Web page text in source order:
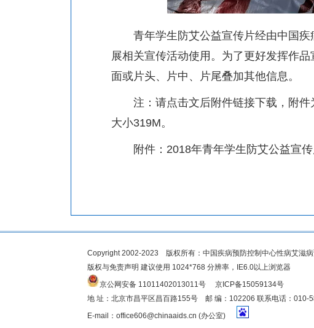
青年学生防艾公益宣传片经由中国疾
展相关宣传活动使用。为了更好发挥作
面或片头、片中、片尾叠加其他信息。
注：请点击文后附件链接下载，附件为
大小319M。
附件： 2018年青年学生防艾公益宣
Copyright 2002-2023 版权所有：中国疾病预防控制中心性病艾滋
版权与免责声明 建议使用 1024*768 分辨率，IE6.0以上浏览器
京公网安备 11011402013011号
京ICP备15059134号
地 址：北京市昌平区昌百路155号 邮 编：102206 联系电话：010-
E-mail： office606@chinaaids.cn (办公室)